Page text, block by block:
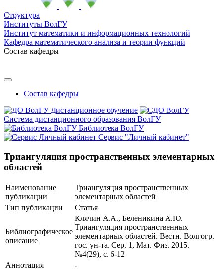
Структура
Институты ВолГУ
Институт математики и информационных технологий
Кафедра математического анализа и теории функций
Состав кафедры
Состав кафедры
Дистанционное обучение
Система дистанционного образования ВолГУ
Библиотека ВолГУ
Сервис "Личный кабинет"
Триангуляция пространственных элементарных
областей
Наименование
публикации
Триангуляция пространственных
элементарных областей
Тип публикации
Статья
Библиографическое
описание
Клячин А.А., Беленикина А.Ю.
Триангуляция пространственных
элементарных областей. Вестн. Волгогр.
гос. ун-та. Сер. 1, Мат. Физ. 2015.
№4(29), с. 6-12
Аннотация
-